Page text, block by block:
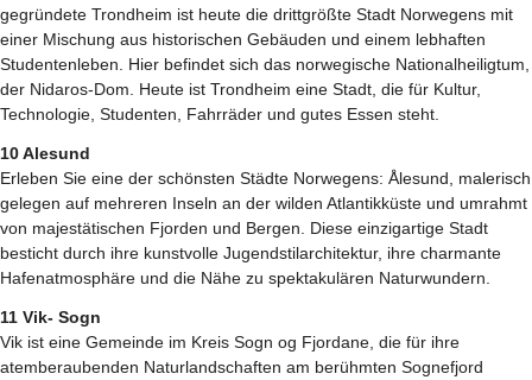
gegründete Trondheim ist heute die drittgrößte Stadt Norwegens mit
einer Mischung aus historischen Gebäuden und einem lebhaften
Studentenleben. Hier befindet sich das norwegische Nationalheiligtum,
der Nidaros-Dom. Heute ist Trondheim eine Stadt, die für Kultur,
Technologie, Studenten, Fahrräder und gutes Essen steht.
10 Alesund
Erleben Sie eine der schönsten Städte Norwegens: Ålesund, malerisch
gelegen auf mehreren Inseln an der wilden Atlantikküste und umrahmt
von majestätischen Fjorden und Bergen. Diese einzigartige Stadt
besticht durch ihre kunstvolle Jugendstilarchitektur, ihre charmante
Hafenatmosphäre und die Nähe zu spektakulären Naturwundern.
11 Vik- Sogn
Vik ist eine Gemeinde im Kreis Sogn og Fjordane, die für ihre
atemberaubenden Naturlandschaften am berühmten Sognefjord